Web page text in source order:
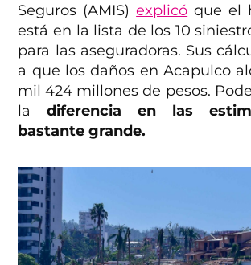
Seguros (AMIS)explicó que el
está en la lista de los 10
para las aseguradoras. Sus
a que los daños en Acapulco
mil 424 millones de pesos.
ladiferencia en las
bastante grande.